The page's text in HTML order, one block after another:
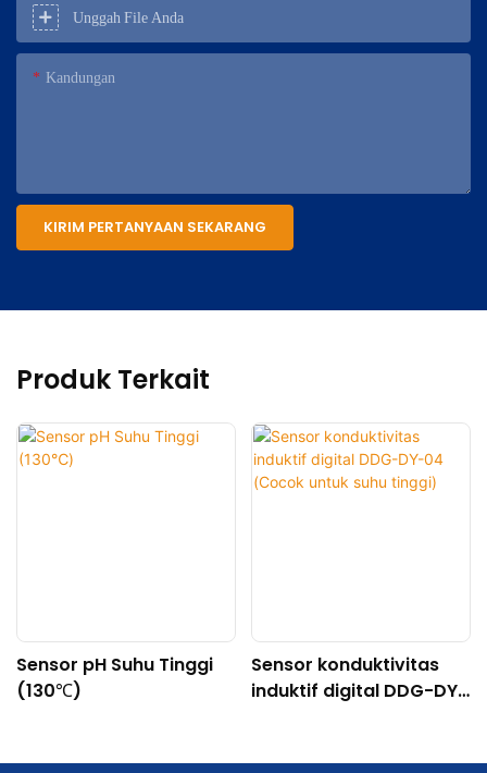
Unggah File Anda
Kandungan
KIRIM PERTANYAAN SEKARANG
Produk Terkait
Sensor pH Suhu Tinggi
(130℃)
Sensor konduktivitas
induktif digital DDG-DY-